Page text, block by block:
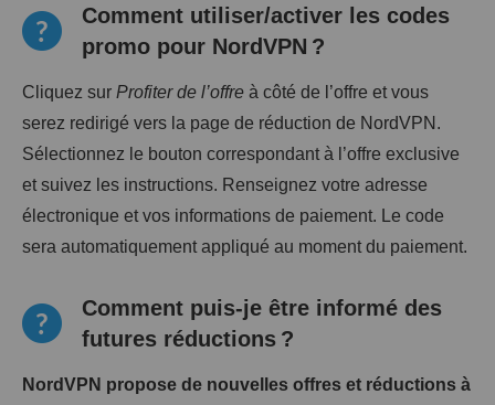
Comment utiliser/activer les codes
promo pour NordVPN ?
Cliquez sur Profiter de l’offre à côté de l’offre et vous
serez redirigé vers la page de réduction de NordVPN.
Sélectionnez le bouton correspondant à l’offre exclusive
et suivez les instructions. Renseignez votre adresse
électronique et vos informations de paiement. Le code
sera automatiquement appliqué au moment du paiement.
Comment puis-je être informé des
futures réductions ?
NordVPN propose de nouvelles offres et réductions à